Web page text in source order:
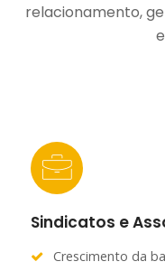
relacionamento,
Sindicatos e
Crescimento da